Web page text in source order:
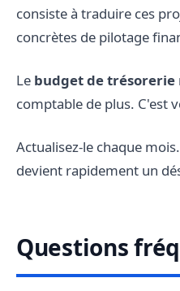
consiste à traduire ces
concrètes de pilotage
Le budget de trésorerie
comptable de plus. C'est
Actualisez-le chaque
devient rapidement un
Questions